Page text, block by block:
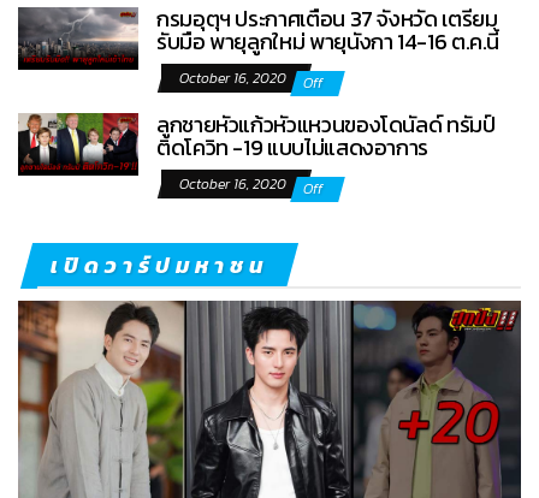
กรมอุตุฯ ประกาศเตือน 37 จังหวัด เตรียม
รับมือ พายุลูกใหม่ พายุนังกา 14-16 ต.ค.นี้
October 16, 2020 Off
ลูกชายหัวแก้วหัวแหวนของโดนัลด์ ทรัมป์
ติดโควิท -19 แบบไม่แสดงอาการ
October 16, 2020 Off
เปิดวาร์ปมหาชน